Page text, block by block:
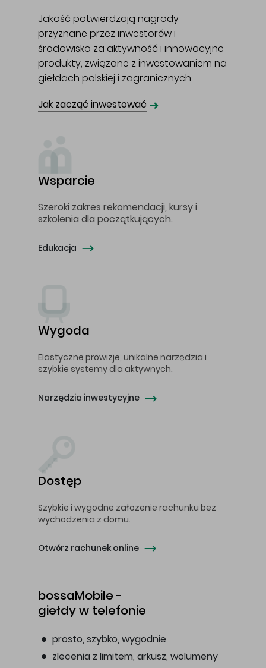
Jakość potwierdzają nagrody
przyznane przez inwestorów i
środowisko za aktywność i innowacyjne
produkty, związane z inwestowaniem na
giełdach polskiej i zagranicznych.
Jak zacząć inwestować ➜
Wsparcie
Szeroki zakres rekomendacji, kursy i
szkolenia dla początkujących.
Edukacja
Wygoda
Elastyczne prowizje, unikalne narzędzia i
szybkie systemy dla aktywnych.
Narzędzia inwestycyjne
Dostęp
Szybkie i wygodne założenie rachunku bez
wychodzenia z domu.
Otwórz rachunek online
bossaMobile -
giełdy w telefonie
prosto, szybko, wygodnie
zlecenia z limitem, arkusz, wolumeny